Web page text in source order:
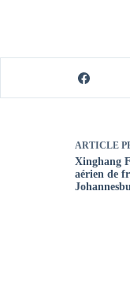
ARTICLE
Xinghang
aérien de